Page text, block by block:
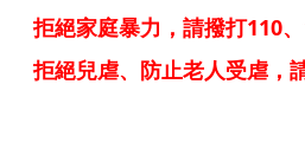
拒絕家庭暴力，請撥打110
拒絕兒虐、防止老人受虐，